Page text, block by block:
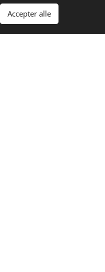
—
her og begynde at
Accepter alle